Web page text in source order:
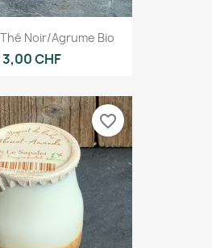
Noir/agrume Bio
3,00 CHF
favorite_border